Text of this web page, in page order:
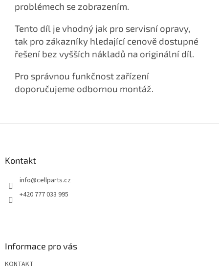
problémech se zobrazením.
Tento díl je vhodný jak pro servisní opravy,
tak pro zákazníky hledající cenově dostupné
řešení bez vyšších nákladů na originální díl.
Pro správnou funkčnost zařízení
doporučujeme odbornou montáž.
Kontakt
info@cellparts.cz
+420 777 033 995
Informace pro vás
KONTAKT